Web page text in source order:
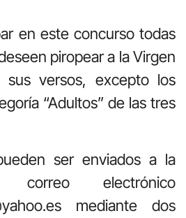
en este concurso todas
piropear a la Virgen
sus versos, excepto los
“Adultos” de las tres
ser enviados a la
electrónico
mediante dos